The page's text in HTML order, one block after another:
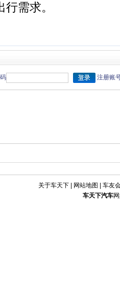
需求。
注册账
关于车天下| 网站地图
车友
车天下汽车